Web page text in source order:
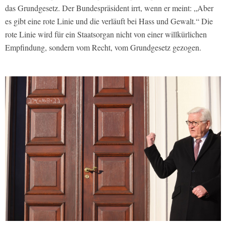
das Grundgesetz. Der Bundespräsident irrt, wenn er meint: „Aber
es gibt eine rote Linie und die verläuft bei Hass und Gewalt.“ Die
rote Linie wird für ein Staatsorgan nicht von einer willkürlichen
Empfindung, sondern vom Recht, vom Grundgesetz gezogen.